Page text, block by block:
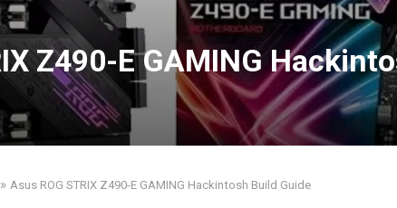
Z490-E GAMING
» Asus ROG STRIX Z490-E GAMING Hackintosh Build Guide